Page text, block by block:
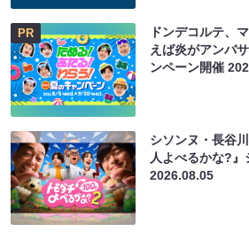
PR
ドンデコルテ、
えば炎がアンバ
ンペーン開催
シソンヌ・長谷
人よべるかな?
2026.08.05